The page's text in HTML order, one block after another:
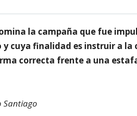
la campaña que fue
y cuya finalidad es instruir a la
correcta frente a una
Santiago